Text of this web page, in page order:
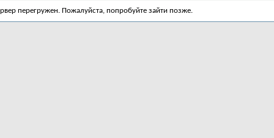
перегружен. Пожалуйста, попробуйте зайти позже.